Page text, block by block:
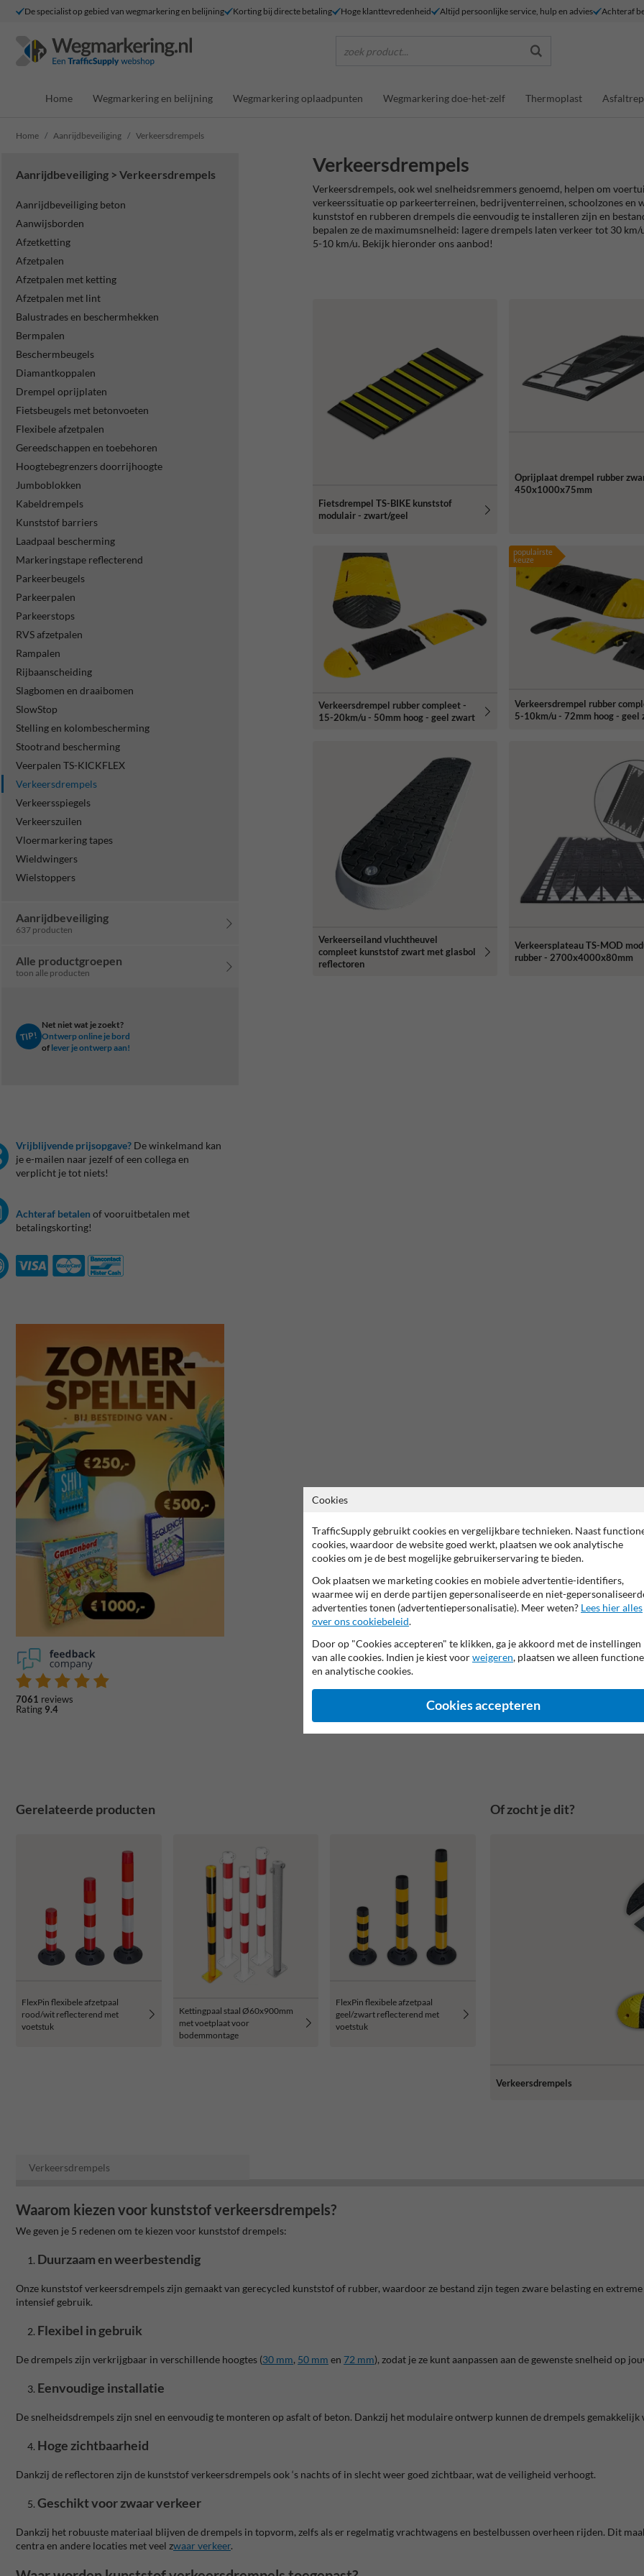
De specialist op gebied van wegmarkering en belijning Korting bij directe betaling Hoge klanttevredenheid Altijd persoonlijke service, hulp en advies Achteraf
zoek product...
Home Wegmarkering en belijning Wegmarkering oplaadpunten Wegmarkering doe-het-zelf Thermoplast
Home Aanrijdbeveiliging Verkeersdrempels
Aanrijdbeveiliging > Verkeersdrempels
Aanrijdbeveiliging beton
Aanwijsborden
Afzetketting
Afzetpalen
Afzetpalen met ketting
Afzetpalen met lint
Balustrades en beschermhekken
Bermpalen
Beschermbeugels
Diamantkoppalen
Drempel oprijplaten
Fietsbeugels met betonvoeten
Flexibele afzetpalen
Gereedschappen en toebehoren
Hoogtebegrenzers doorrijhoogte
Jumboblokken
Kabeldrempels
Kunststof barriers
Laadpaal bescherming
Markeringstape reflecterend
Parkeerbeugels
Parkeerpalen
Parkeerstops
RVS afzetpalen
Rampalen
Rijbaanscheiding
Slagbomen en draaibomen
SlowStop
Stelling en kolombescherming
Stootrand bescherming
Veerpalen TS-KICKFLEX
Verkeersdrempels
Verkeersspiegels
Verkeerszuilen
Vloermarkering tapes
Wieldwingers
Wielstoppers
Aanrijdbeveiliging
637 producten
Alle productgroepen
toon alle producten
TIP!
Net niet wat je zoekt?
Ontwerp online je bord
of lever je ontwerp aan!
Vrijblijvende prijsopgave? De winkelmand kan
je e-mailen naar jezelf of een collega en
verplicht je tot niets!
Achteraf betalen of vooruitbetalen met
betalingskorting!
7061 reviews
Rating 9.4
Verkeersdrempels
Verkeersdrempels, ook wel snelheidsremmers genoemd, helpen om
verkeerssituatie op parkeerterreinen, bedrijventerreinen, schoolzones en
kunststof en rubberen drempels die eenvoudig te installeren zijn en
bepalen ze de maximumsnelheid: lagere drempels laten verkeer tot 30
5-10 km/u. Bekijk hieronder ons aanbod!
Fietsdrempel TS-BIKE kunststof
modulair - zwart/geel
Oprijplaat drempel rubber
450x1000x75mm
Verkeersdrempel rubber compleet -
15-20km/u - 50mm hoog - geel zwart
populairste
keuze
Verkeersdrempel rubber
5-10km/u - 72mm hoog - geel
Verkeerseiland vluchtheuvel
compleet kunststof zwart met glasbol
reflectoren
Verkeersplateau TS-MOD
rubber - 2700x4000x80mm
Gerelateerde producten
FlexPin flexibele afzetpaal
rood/wit reflecterend met
voetstuk
Kettingpaal staal Ø60x900mm
met voetplaat voor
bodemmontage
FlexPin flexibele afzetpaal
geel/zwart reflecterend met
voetstuk
Of zocht je dit?
Verkeersdrempels
Verkeersdrempels
Waarom kiezen voor kunststof verkeersdrempels?
We geven je 5 redenen om te kiezen voor kunststof drempels:
Duurzaam en weerbestendig
Onze kunststof verkeersdrempels zijn gemaakt van gerecycled kunststof of rubber, waardoor ze bestand zijn tegen zware belasting en
intensief gebruik.
Flexibel in gebruik
De drempels zijn verkrijgbaar in verschillende hoogtes (30 mm, 50 mm en 72 mm), zodat je ze kunt aanpassen aan de gewenste snelheid op
Eenvoudige installatie
De snelheidsdrempels zijn snel en eenvoudig te monteren op asfalt of beton. Dankzij het modulaire ontwerp kunnen de drempels
Hoge zichtbaarheid
Dankzij de reflectoren zijn de kunststof verkeersdrempels ook ‘s nachts of in slecht weer goed zichtbaar, wat de veiligheid verhoogt.
Geschikt voor zwaar verkeer
Dankzij het robuuste materiaal blijven de drempels in topvorm, zelfs als er regelmatig vrachtwagens en bestelbussen overheen rijden. Dit
centra en andere locaties met veel zwaar verkeer.
Cookies
TrafficSupply gebruikt cookies en vergelijkbare technieken. Naast
cookies, waardoor de website goed werkt, plaatsen we ook analytische
cookies om je de best mogelijke gebruikerservaring te bieden.
Ook plaatsen we marketing cookies en mobiele advertentie-identifiers,
waarmee wij en derde partijen gepersonaliseerde en niet-
advertenties tonen (advertentiepersonalisatie). Meer weten? Lees hier alles
over ons cookiebeleid.
Door op "Cookies accepteren" te klikken, ga je akkoord met de instellingen
van alle cookies. Indien je kiest voorweigeren, plaatsen we alleen
en analytische cookies.
Cookies accepteren